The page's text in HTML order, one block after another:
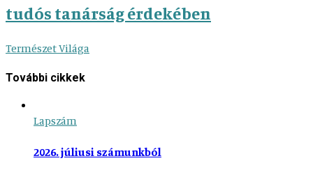
tudós tanárság érdekében
Természet Világa
További cikkek
Lapszám
2026. júliusi számunkból